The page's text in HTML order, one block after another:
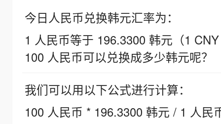
今日人民币兑换韩元汇率为：
1 人民币等于 196.3300 韩元（1
100 人民币可以兑换成多少韩元呢？
我们可以用以下公式进行计算：
100 人民币 * 196.3300 韩元 / 1 人民